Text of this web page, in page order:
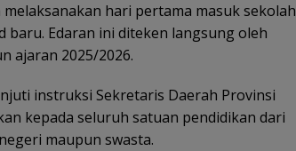
hari pertama masuk sekolah
Edaran ini diteken langsung oleh
ajaran 2025/2026.
instruksi Sekretaris Daerah Provinsi
kepada seluruh satuan pendidikan dari
maupun swasta.